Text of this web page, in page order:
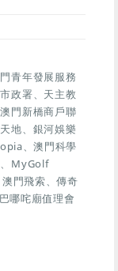
青年發展服務
政署、天主教
門新橋商戶聯
地、銀河娛樂
、澳門科學
MyGolf
門飛索、傳奇
哪咤廟值理會